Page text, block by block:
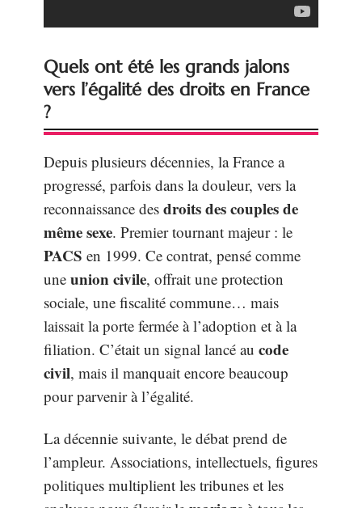
Quels ont été les grands jalons
vers l’égalité des droits en France
?
Depuis plusieurs décennies, la France a
progressé, parfois dans la douleur, vers la
reconnaissance des droits des couples de
même sexe. Premier tournant majeur : le
PACS en 1999. Ce contrat, pensé comme
une union civile, offrait une protection
sociale, une fiscalité commune… mais
laissait la porte fermée à l’adoption et à la
filiation. C’était un signal lancé au code
civil, mais il manquait encore beaucoup
pour parvenir à l’égalité.
La décennie suivante, le débat prend de
l’ampleur. Associations, intellectuels, figures
politiques multiplient les tribunes et les